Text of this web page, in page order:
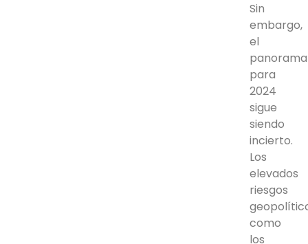
Sin
embargo,
el
panorama
para
2024
sigue
siendo
incierto.
Los
elevados
riesgos
como
los